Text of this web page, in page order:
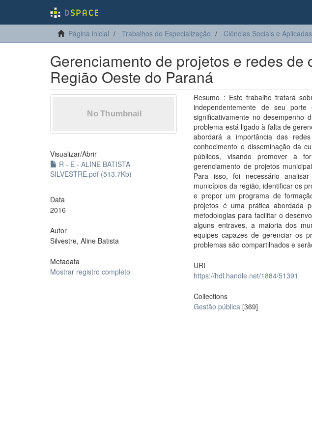
Página inicial Trabalhos de Especialização Ciências Sociais e Aplicadas
Gerenciamento de projetos e redes de
Região Oeste do Paraná
Visualizar/Abrir
R - E - ALINE BATISTA
SILVESTRE.pdf (513.7Kb)
Data
2016
Autor
Silvestre, Aline Batista
Metadata
Mostrar registro completo
Resumo : Este trabalho tratará
independentemente de seu
significativamente no desempenho
problema está ligado à falta de
abordará a importância das
conhecimento e disseminação da
públicos, visando promover a
gerenciamento de projetos
Para isso, foi necessário
municípios da região, identificar os
e propor um programa de
projetos é uma prática abordada
metodologias para facilitar o
alguns entraves, a maioria dos
equipes capazes de gerenciar os
problemas são compartilhados e
URI
https://hdl.handle.net/1884/51391
Collections
Gestão pública [369]